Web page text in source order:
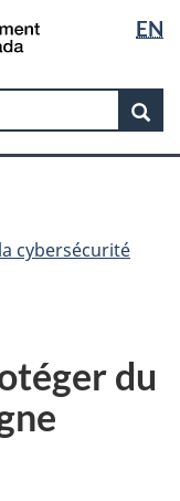
la
langue
EN
Government
Gouvernement
du
cybersécurité
du